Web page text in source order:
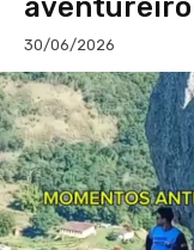
aventureiro
30/06/2026